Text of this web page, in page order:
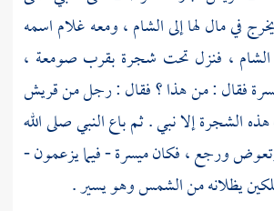
في مال لها إلىالشام ،ومعه غلام اسمه
الشام ، فنزل تحت شجرة بقرب صومعة ،
فقال : من هذا ؟ فقال : رجل منقريش
الشجرة إلا نبي . ثم باع النبي صلى الله
ورجع ، فكانميسرة- فيما يزعمون -
يظلانه من الشمس وهو يسير .